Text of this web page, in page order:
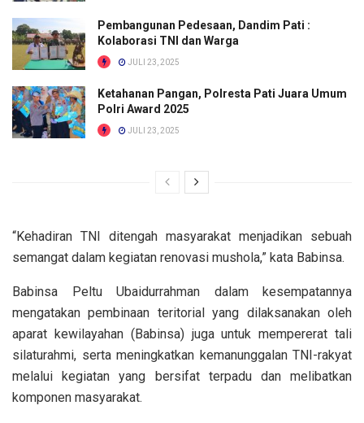
Pembangunan Pedesaan, Dandim Pati :
Kolaborasi TNI dan Warga
JULI 23, 2025
Ketahanan Pangan, Polresta Pati Juara Umum
Polri Award 2025
JULI 23, 2025
“Kehadiran TNI ditengah masyarakat menjadikan sebuah
semangat dalam kegiatan renovasi mushola,” kata Babinsa.
Babinsa Peltu Ubaidurrahman dalam kesempatannya
mengatakan pembinaan teritorial yang dilaksanakan oleh
aparat kewilayahan (Babinsa) juga untuk mempererat tali
silaturahmi, serta meningkatkan kemanunggalan TNI-rakyat
melalui kegiatan yang bersifat terpadu dan melibatkan
komponen masyarakat.